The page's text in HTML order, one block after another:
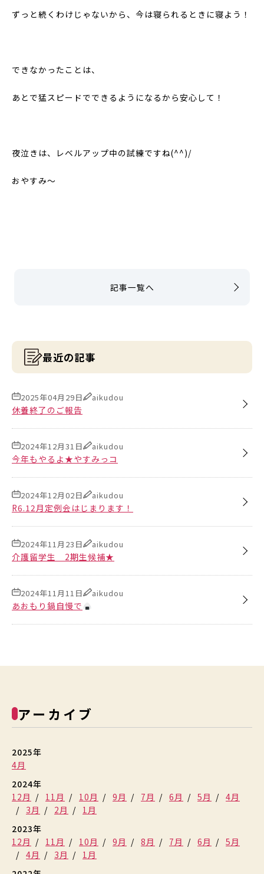
ずっと続くわけじゃないから、今は寝られるときに寝よう！
できなかったことは、
あとで猛スピードでできるようになるから安心して！
夜泣きは、レベルアップ中の試練ですね(^^)/
おやすみ～
記事一覧へ
最近の記事
休養終了のご報告
2025年04月29日 aikudou
今年もやるよ★やすみっコ
2024年12月31日 aikudou
R6.12月定例会はじまります！
2024年12月02日 aikudou
介護留学生 2期生候補★
2024年11月23日 aikudou
あおもり鍋自慢で
2024年11月11日 aikudou
アーカイブ
2025年
4月
2024年
12月
11月 10月 9月 7月 6月 5月
4月
3月
2月
1月
2023年
12月
11月 10月 9月 8月 7月 6月
5月
4月
3月
1月